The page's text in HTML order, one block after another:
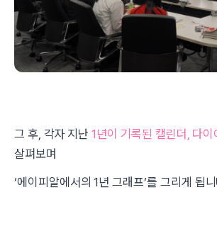
그 후, 각자 지난1년이 기록된 캘린더, 다이
살펴보며
‘에이피알에서의 1년 그래프’를 그리게 됩